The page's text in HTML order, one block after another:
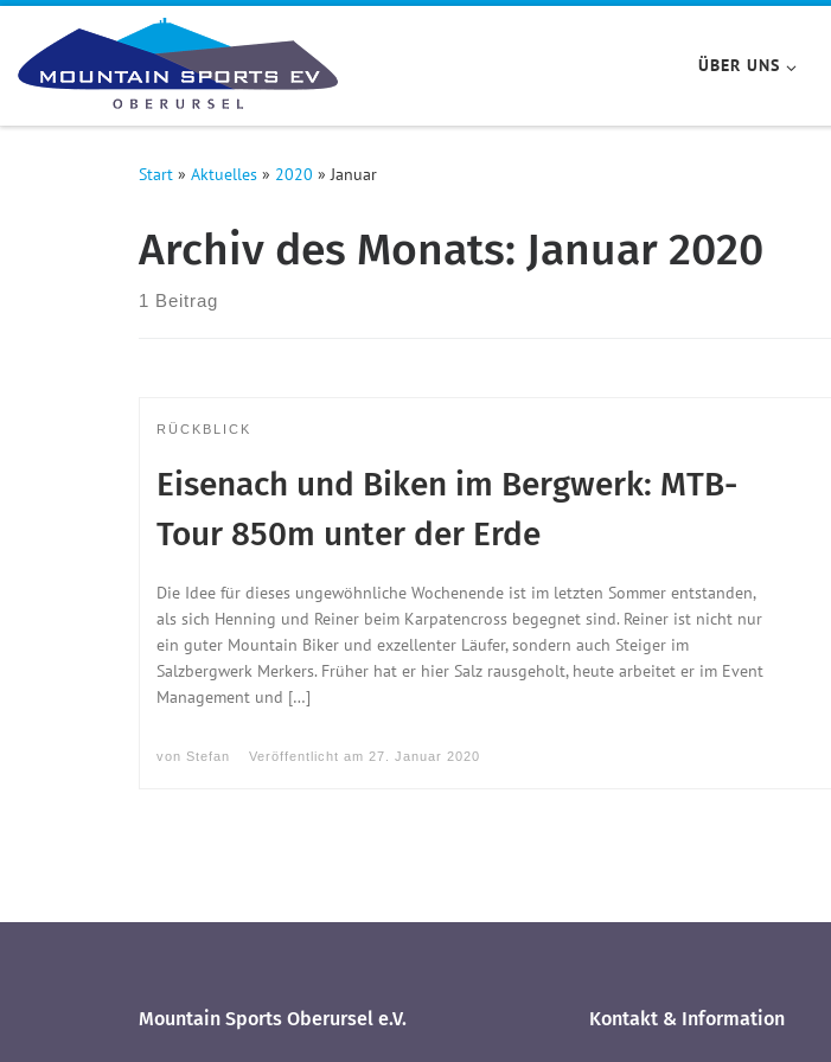
Zum Inhalt springen
ÜBER UNS
Start » Aktuelles » 2020 » Januar
Archiv des Monats: Januar 2020
1 Beitrag
RÜCKBLICK
Eisenach und Biken im Bergwerk: MTB-
Tour 850m unter der Erde
Die Idee für dieses ungewöhnliche Wochenende ist im letzten Sommer entstanden,
als sich Henning und Reiner beim Karpatencross begegnet sind. Reiner ist nicht nur
ein guter Mountain Biker und exzellenter Läufer, sondern auch Steiger im
Salzbergwerk Merkers. Früher hat er hier Salz rausgeholt, heute arbeitet er im Event
Management und […]
von Stefan Veröffentlicht am 27. Januar 2020
Mountain Sports Oberursel e.V. Kontakt & Information